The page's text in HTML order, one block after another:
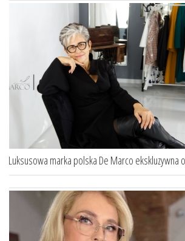
Sztuka idealnego dopasowania. Oto jak